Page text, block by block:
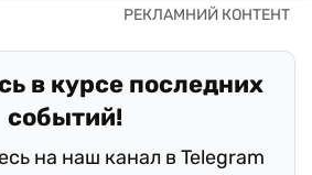
в курсе последних
событий!
на наш канал в Telegram